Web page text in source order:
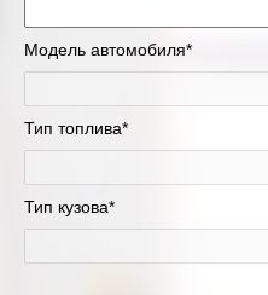
Екатеринбург
Казань
Киров
Красноярск
Модель автомобиля*
Тип топлива*
Тип кузова*